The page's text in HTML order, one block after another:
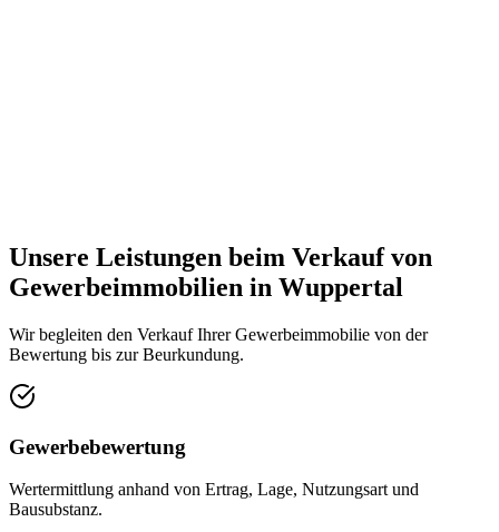
Unsere Leistungen beim Verkauf von
Gewerbeimmobilien in Wuppertal
Wir begleiten den Verkauf Ihrer Gewerbeimmobilie von der
Bewertung bis zur Beurkundung.
Gewerbebewertung
Wertermittlung anhand von Ertrag, Lage, Nutzungsart und
Bausubstanz.